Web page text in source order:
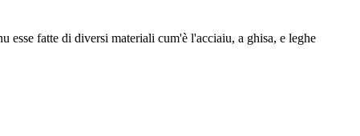
fatte di diversi materiali cum'è l'acciaiu, a ghisa, e leghe